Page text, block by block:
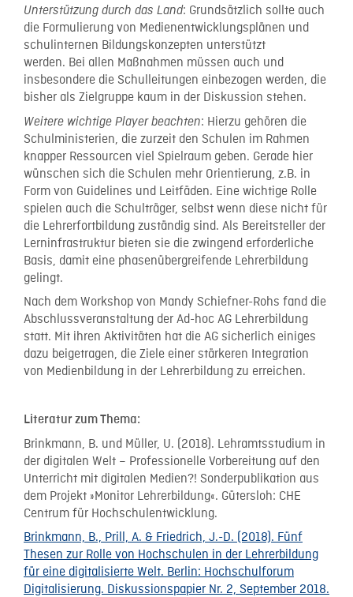
Unterstützung durch das Land: Grundsätzlich sollte auch
die Formulierung von Medienentwicklungsplänen und
schulinternen Bildungskonzepten unterstützt
werden. Bei allen Maßnahmen müssen auch und
insbesondere die Schulleitungen einbezogen werden, die
bisher als Zielgruppe kaum in der Diskussion stehen.
Weitere wichtige Player beachten: Hierzu gehören die
Schulministerien, die zurzeit den Schulen im Rahmen
knapper Ressourcen viel Spielraum geben. Gerade hier
wünschen sich die Schulen mehr Orientierung, z.B. in
Form von Guidelines und Leitfäden. Eine wichtige Rolle
spielen auch die Schulträger, selbst wenn diese nicht für
die Lehrerfortbildung zuständig sind. Als Bereitsteller der
Lerninfrastruktur bieten sie die zwingend erforderliche
Basis, damit eine phasenübergreifende Lehrerbildung
gelingt.
Nach dem Workshop von Mandy Schiefner-Rohs fand die
Abschlussveranstaltung der Ad-hoc AG Lehrerbildung
statt. Mit ihren Aktivitäten hat die AG sicherlich einiges
dazu beigetragen, die Ziele einer stärkeren Integration
von Medienbildung in der Lehrerbildung zu erreichen.
Literatur zum Thema:
Brinkmann, B. und Müller, U. (2018). Lehramtsstudium in
der digitalen Welt – Professionelle Vorbereitung auf den
Unterricht mit digitalen Medien?! Sonderpublikation aus
dem Projekt »Monitor Lehrerbildung«. Gütersloh: CHE
Centrum für Hochschulentwicklung.
Brinkmann, B., Prill, A. & Friedrich, J.-D. (2018). Fünf
Thesen zur Rolle von Hochschulen in der Lehrerbildung
für eine digitalisierte Welt. Berlin: Hochschulforum
Digitalisierung. Diskussionspapier Nr. 2, September 2018.